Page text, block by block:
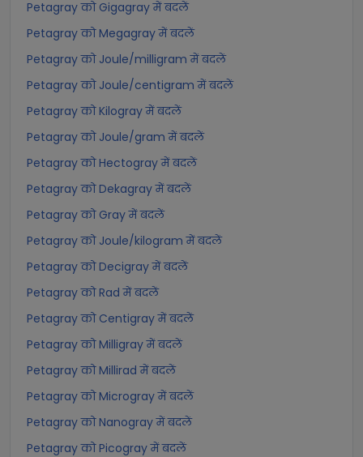
Petagray को Gigagray में बदलें
Petagray को Megagray में बदलें
Petagray को Joule/milligram में बदलें
Petagray को Joule/centigram में बदलें
Petagray को Kilogray में बदलें
Petagray को Joule/gram में बदलें
Petagray को Hectogray में बदलें
Petagray को Dekagray में बदलें
Petagray को Gray में बदलें
Petagray को Joule/kilogram में बदलें
Petagray को Decigray में बदलें
Petagray को Rad में बदलें
Petagray को Centigray में बदलें
Petagray को Milligray में बदलें
Petagray को Millirad में बदलें
Petagray को Microgray में बदलें
Petagray को Nanogray में बदलें
Petagray को Picogray में बदलें